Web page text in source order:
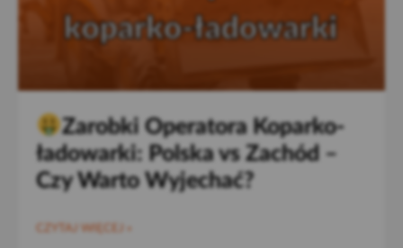
Zarobki Operatora Koparko-
ładowarki: Polska vs Zachód –
Czy Warto Wyjechać?
CZYTAJ WIĘCEJ »